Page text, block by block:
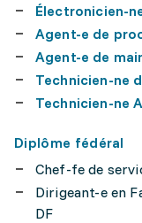
Électronicien-
Agent-e de
Agent-e de
Technicien-ne
Technicien-ne
Diplôme fédéral
Chef-fe de
Dirigeant-e en
DF